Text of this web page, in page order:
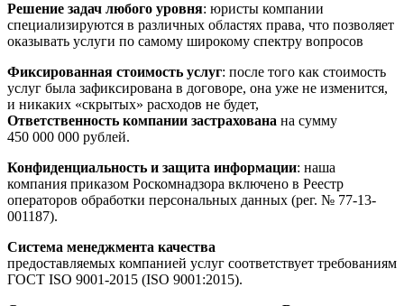
Решение задач любого уровня: юристы компании
специализируются в различных областях права, что позволяет
оказывать услуги по самому широкому спектру вопросов
Фиксированная стоимость услуг: после того как стоимость
услуг была зафиксирована в договоре, она уже не изменится,
и никаких «скрытых» расходов не будет,
Ответственность компании застрахована на сумму
450 000 000 рублей.
Конфиденциальность и защита информации: наша
компания приказом Роскомнадзора включено в Реестр
операторов обработки персональных данных (рег. № 77-13-
001187).
Система менеджмента качества
предоставляемых компанией услуг соответствует требованиям
ГОСТ ISO 9001-2015 (ISO 9001:2015).